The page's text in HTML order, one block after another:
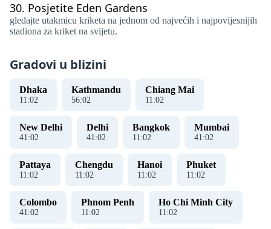
30. Posjetite Eden Gardens
gledajte utakmicu kriketa na jednom od najvećih i najpovijesnijih
stadiona za kriket na svijetu.
Gradovi u blizini
Dhaka
11:02
Kathmandu
56:02
Chiang Mai
11:02
New Delhi
41:02
Delhi
41:02
Bangkok
11:02
Mumbai
41:02
Pattaya
11:02
Chengdu
11:02
Hanoi
11:02
Phuket
11:02
Colombo
41:02
Phnom Penh
11:02
Ho Chi Minh City
11:02